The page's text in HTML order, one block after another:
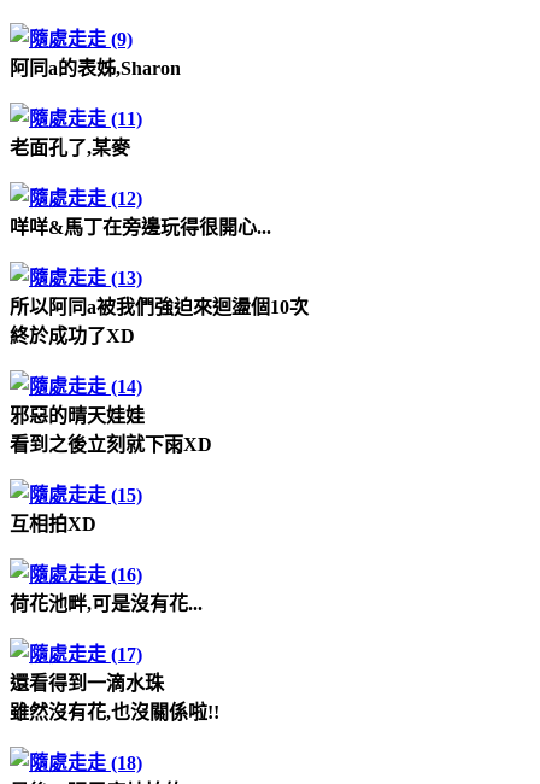
阿同a的表姊,Sharon
老面孔了,某麥
咩咩&馬丁在旁邊玩得很開心...
所以阿同a被我們強迫來迴盪個10次
終於成功了XD
邪惡的晴天娃娃
看到之後立刻就下雨XD
互相拍XD
荷花池畔,可是沒有花...
還看得到一滴水珠
雖然沒有花,也沒關係啦!!